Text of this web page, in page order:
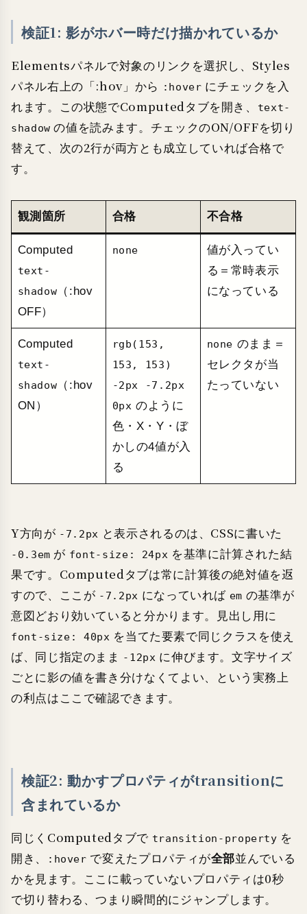
検証1: 影がホバー時だけ描かれているか
Elementsパネルで対象のリンクを選択し、Styles
パネル右上の「:hov」から
:hover にチェックを入
れます。この状態でComputedタブを開き、
text-
shadow の値を読みます。チェックのON/OFFを切り
替えて、次の2行が両方とも成立していれば合格で
す。
観測箇所 合格 不合格
Computed
text-
shadow （:hov
OFF）
none
値が入ってい
る＝常時表示
になっている
Computed
text-
shadow （:hov
ON）
rgb(153,
153, 153)
-2px -7.2px
0px のように
色・X・Y・ぼ
かしの4値が入
る
none のまま＝
セレクタが当
たっていない
Y方向が -7.2px と表示されるのは、CSSに書いた
-0.3em が font-size: 24px を基準に計算された結
果です。Computedタブは常に計算後の絶対値を返
すので、ここが -7.2px になっていれば em の基準が
意図どおり効いていると分かります。見出し用に
font-size: 40px を当てた要素で同じクラスを使え
ば、同じ指定のまま
-12px に伸びます。文字サイズ
ごとに影の値を書き分けなくてよい、という実務上
の利点はここで確認できます。
検証2: 動かすプロパティがtransitionに
含まれているか
同じくComputedタブで transition-property を
開き、
:hover で変えたプロパティが全部並んでいる
かを見ます。ここに載っていないプロパティは0秒
で切り替わる、つまり瞬間的にジャンプします。